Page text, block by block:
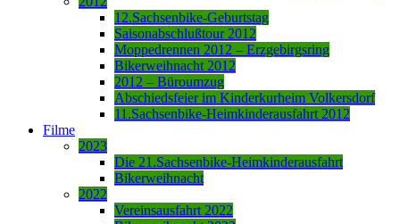
12.Sachsenbike-Geburtstag
Saisonabschlußtour 2012
Moppedrennen 2012 – Erzgebirgsring
Bikerweihnacht 2012
2012 – Büroumzug
Abschiedsfeier im Kinderkurheim Volkersdorf
11.Sachsenbike-Heimkinderausfahrt 2012
Filme
2023
Die 21.Sachsenbike-Heimkinderausfahrt
Bikerweihnacht
2022
Vereinsausfahrt 2022